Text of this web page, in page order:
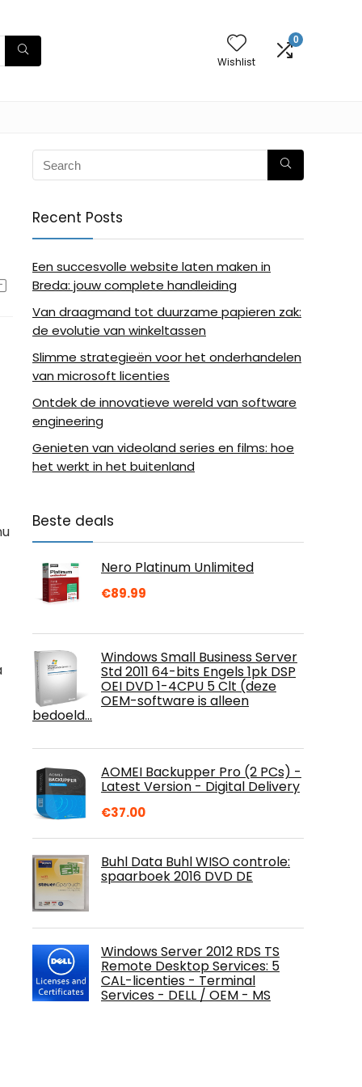
Wishlist
0
Recent Posts
Een succesvolle website laten maken in
Breda: jouw complete handleiding
Van draagmand tot duurzame papieren zak:
de evolutie van winkeltassen
Slimme strategieën voor het onderhandelen
van microsoft licenties
Ontdek de innovatieve wereld van software
engineering
Genieten van videoland series en films: hoe
het werkt in het buitenland
Beste deals
Nero Platinum Unlimited
€89.99
Windows Small Business Server
Std 2011 64-bits Engels 1pk DSP
OEI DVD 1-4CPU 5 Clt (deze
OEM-software is alleen
bedoeld…
AOMEI Backupper Pro (2 PCs) -
Latest Version - Digital Delivery
€37.00
Buhl Data Buhl WISO controle:
spaarboek 2016 DVD DE
Windows Server 2012 RDS TS
Remote Desktop Services: 5
CAL-licenties - Terminal
Services - DELL / OEM - MS